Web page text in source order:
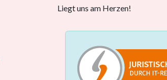
Liegt uns am Herzen!